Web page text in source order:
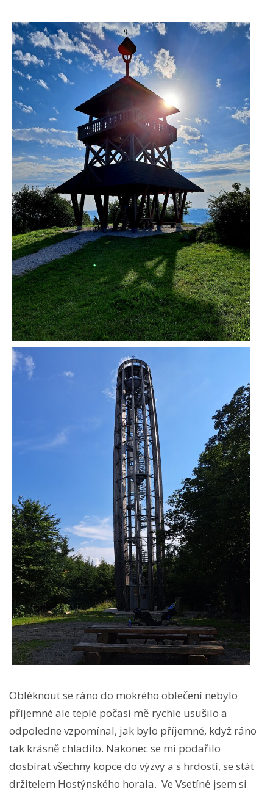
Obléknout se ráno do mokrého oblečení nebylo
příjemné ale teplé počasí mě rychle usušilo a
odpoledne vzpomínal, jak bylo příjemné, když ráno
tak krásně chladilo. Nakonec se mi podařilo
dosbírat všechny kopce do výzvy a s hrdostí, se stát
držitelem Hostýnského horala. Ve Vsetíně jsem si